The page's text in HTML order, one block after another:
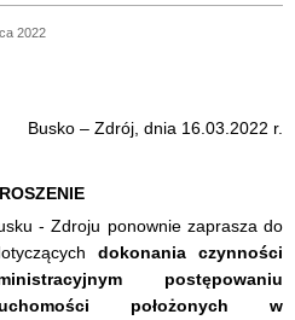
2022
Busko – Zdrój, dnia 16.03.2022 r.
- Zdroju ponownie zaprasza do
dokonania czynności
postępowaniu
położonych w